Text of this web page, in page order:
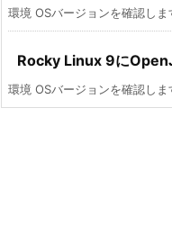
環境 OSバージョンを確認し
Rocky Linux 9に
環境 OSバージョンを確認し